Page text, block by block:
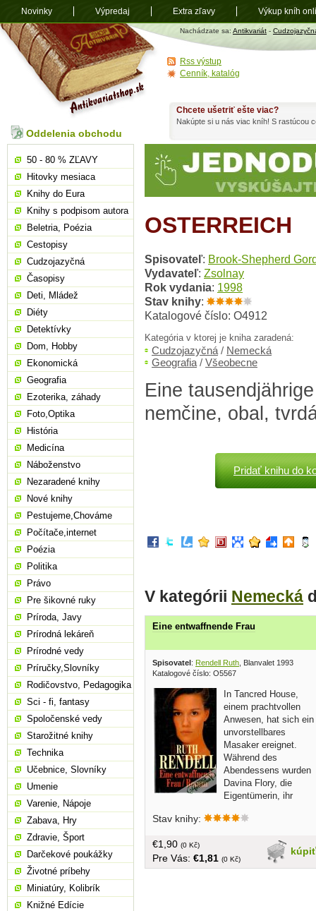
Antikvariát
shop.sk
Nachádzate sa: Antikvariát -
OSTERREICH
Spisovateľ: Brook-Shepherd
Vydavateľ: Zsolnay
Rok vydania: 1998
Stav knihy:
Katalogové číslo: O4912
Kategória v ktorej je kniha zaradená:
Cudzojazyčná / Nemecká
Geografia / Všeobecne
Eine
nemčine, obal,
Pridať knihu do
V kategórii Nemecká
Eine entwaffnende Frau
Spisovatel: Rendell Ruth , Blanvalet 1993
Katalogové číslo: O5567
In Tancred House,
einem prachtvollen
Anwesen, hat sich ein
unvorstellbares
Masaker ereignet.
Während des
Abendessens wurden
Davina Flory, die
Eigentümerin, ihr
sowie Davinas Tochter Naomi Jones
Blutbades ist Davinas Enkelin Daisy
Jones... v nemčine, obal, tvrdá väzba,
474 strán
Stav knihy:
kúpiť
€1,90 (0 Kč)
Pre Vás: €1,81 (0 Kč)
Chcete ušetriť ešte viac?
Nakúpte si u nás viac kníh! S rastúcou
Oddelenia obchodu
50 - 80 % ZĽAVY
Hitovky mesiaca
Knihy do Eura
Knihy s podpisom autora
Beletria, Poézia
Cestopisy
Cudzojazyčná
Časopisy
Deti, Mládež
Diéty
Detektívky
Dom, Hobby
Ekonomická
Geografia
Ezoterika, záhady
Foto,Optika
História
Medicína
Náboženstvo
Nezaradené knihy
Nové knihy
Pestujeme,Chováme
Počítače,internet
Poézia
Politika
Právo
Pre šikovné ruky
Príroda, Javy
Prírodná lekáreň
Prírodné vedy
Príručky,Slovníky
Rodičovstvo, Pedagogika
Sci - fi, fantasy
Spoločenské vedy
Starožitné knihy
Technika
Učebnice, Slovníky
Umenie
Varenie, Nápoje
Zabava, Hry
Zdravie, Šport
Darčekové poukážky
Životné príbehy
Miniatúry, Kolibrík
Knižné Edície
Rss výstup
Cenník, katalóg
Novinky Výpredaj Extra zľavy Výkup kníh